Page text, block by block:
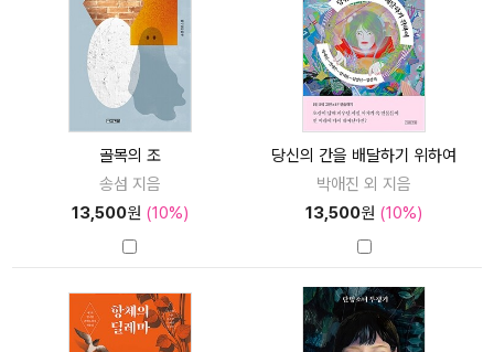
골목의 조
송섬 지음
13,500원 (10%)
당신의 간을 배달하기 위하여
박애진 외 지음
13,500원 (10%)